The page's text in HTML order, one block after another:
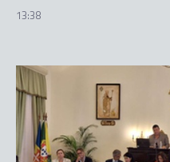
13:38